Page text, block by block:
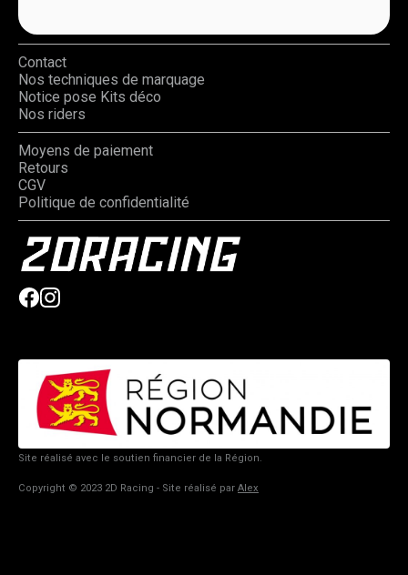
Contact
Nos techniques de marquage
Notice pose Kits déco
Nos riders
Moyens de paiement
Retours
CGV
Politique de confidentialité
Site réalisé avec le soutien financier de la Région.
Copyright © 2023 2D Racing - Site réalisé par Alex